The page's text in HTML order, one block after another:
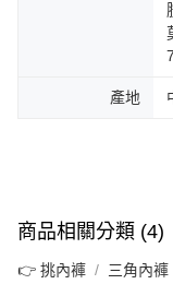
產地
商品相關分類 (4)
👉 挑內褲 三角內褲